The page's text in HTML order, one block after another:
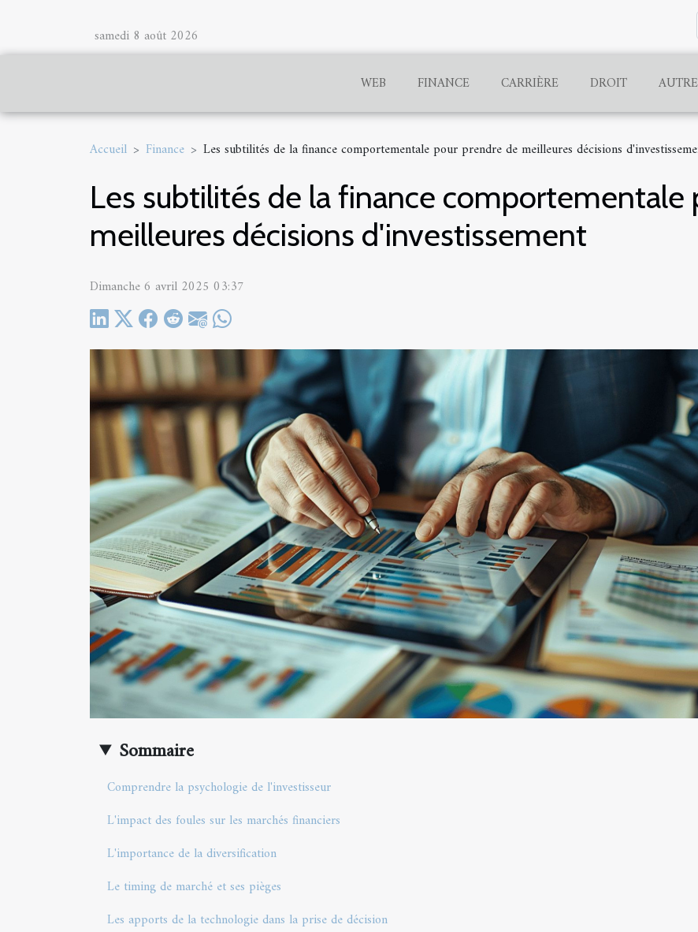
samedi 8 août 2026
WEB FINANCE CARRIÈRE DROIT AUTRE
Accueil Finance Les subtilités de la finance comportementale pour prendre de meilleures décisions
Les subtilités de la finance comportementale
meilleures décisions d'investissement
Dimanche 6 avril 2025 03:37
Sommaire
Comprendre la psychologie de l'investisseur
L'impact des foules sur les marchés financiers
L'importance de la diversification
Le timing de marché et ses pièges
Les apports de la technologie dans la prise de décision